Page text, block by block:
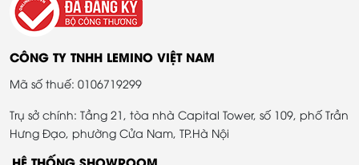
CÔNG TY TNHH LEMINO VIỆT NAM
Mã số thuế: 0106719299
Trụ sở chính: Tầng 21, tòa nhà Capital Tower, số 109, phố Trần
Hưng Đạo, phường Cửa Nam, TP.Hà Nội